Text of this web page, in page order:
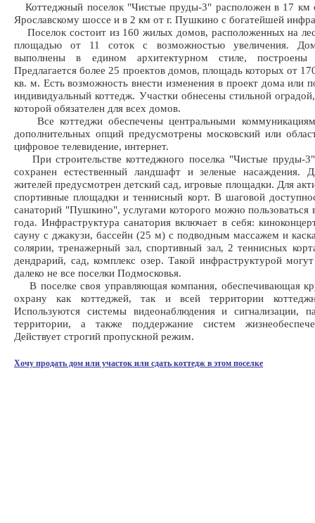
Коттеджный поселок "Чистые пруды-3" расположен в 17
Ярославскому шоссе и в 2 км от г. Пушкино с богатейшей
Поселок состоит из 160 жилых домов, расположенных на
площадью от 11 соток с возможностью увеличения.
выполнены в едином архитектурном стиле,
Предлагается более 25 проектов домов, площадь которых от
кв. м. Есть возможность внести изменения в проект дома или
индивидуальный коттедж. Участки обнесены стильной
которой обязателен для всех домов.
Все коттеджи обеспечены центральными
дополнительных опций предусмотрены московский или
цифровое телевидение, интернет.
При строительстве коттеджного поселка "Чистые пруды-
сохранен естественный ландшафт и зеленые насаждения.
жителей предусмотрен детский сад, игровые площадки. Для
спортивные площадки и теннисный корт. В шаговой
санаторий "Пушкино", услугами которого можно пользоваться
года. Инфраструктура санатория включает в себя:
сауну с джакузи, бассейн (25 м) с подводным массажем и
солярии, тренажерный зал, спортивный зал, 2 теннисных
дендрарий, сад, комплекс озер. Такой инфраструктурой могут
далеко не все поселки Подмосковья.
В поселке своя управляющая компания, обеспечивающая
охрану как коттеджей, так и всей территории
Используются системы видеонаблюдения и сигнализации,
территории, а также поддержание систем
Действует строгий пропускной режим.
Хочу продать дом или участок или сдать коттедж в этом поселке